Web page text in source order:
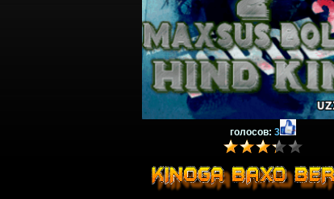
голосов: 3